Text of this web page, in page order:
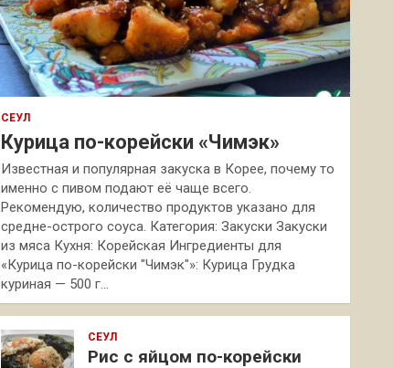
СЕУЛ
Курица по-корейски «Чимэк»
Известная и популярная закуска в Корее, почему то
именно с пивом подают её чаще всего.
Рекомендую, количество продуктов указано для
средне-острого соуса. Категория: Закуски Закуски
из мяса Кухня: Корейская Ингредиенты для
«Курица по-корейски "Чимэк"»: Курица Грудка
куриная — 500 г…
СЕУЛ
Рис с яйцом по-корейски